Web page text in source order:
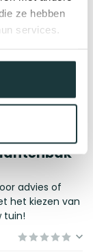
ze hebben
services.
en
kiezen uit
advies of
het kiezen van
tuin!